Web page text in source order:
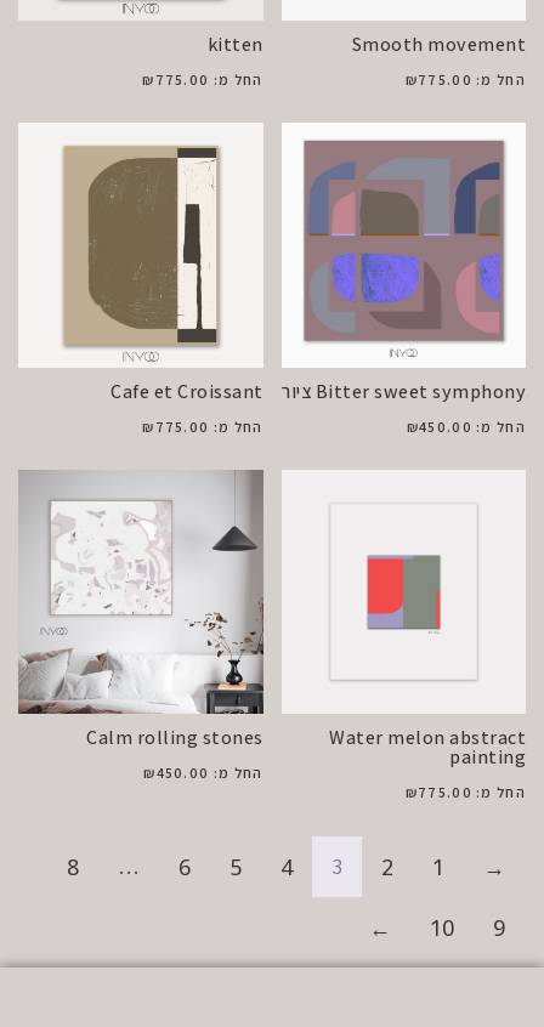
Smooth movement
החל מ: ₪775.00
kitten
החל מ: ₪ 775.00
Bitter sweet symphony ציור
החל מ: ₪450.00
Cafe et Croissant
החל מ: ₪ 775.00
Water melon abstract
painting
החל מ: ₪775.00
Calm rolling stones
החל מ: ₪450.00
→
1
2
3
4
5
6
…
8
9
10
←